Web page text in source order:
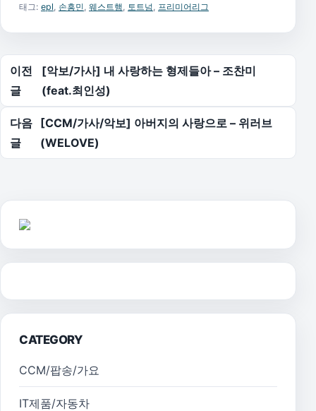
태그: epl 손흥민 웨스트햄 토트넘 프리미어리그
글 탐색
이전
글
[악보/가사] 내 사랑하는 형제들아 – 조찬미
(feat.최인성)
다음
글
[CCM/가사/악보] 아버지의 사랑으로 – 위러브
(WELOVE)
CATEGORY
CCM/팝송/가요
IT제품/자동차